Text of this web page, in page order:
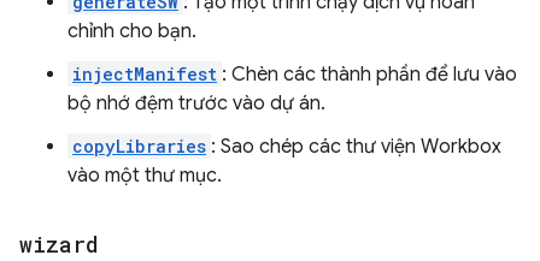
chỉnh cho bạn.
injectManifest : Chèn các thành phần để lưu vào
bộ nhớ đệm trước vào dự án.
copyLibraries : Sao chép các thư viện Workbox
vào một thư mục.
wizard